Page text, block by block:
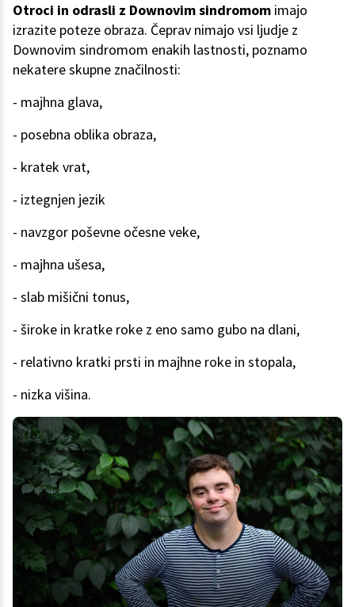
Otroci in odrasli z Downovim sindromom imajo
izrazite poteze obraza. Čeprav nimajo vsi ljudje z
Downovim sindromom enakih lastnosti, poznamo
nekatere skupne značilnosti:
- majhna glava,
- posebna oblika obraza,
- kratek vrat,
- iztegnjen jezik
- navzgor poševne očesne veke,
- majhna ušesa,
- slab mišični tonus,
- široke in kratke roke z eno samo gubo na dlani,
- relativno kratki prsti in majhne roke in stopala,
- nizka višina.